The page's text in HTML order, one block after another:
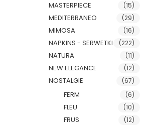
MASTERPIECE (15)
MEDITERRANEO (29)
MIMOSA (16)
NAPKINS - SERWETKI (222)
NATURA (11)
NEW ELEGANCE (12)
NOSTALGIE (67)
FERM (6)
FLEU (10)
FRUS (12)